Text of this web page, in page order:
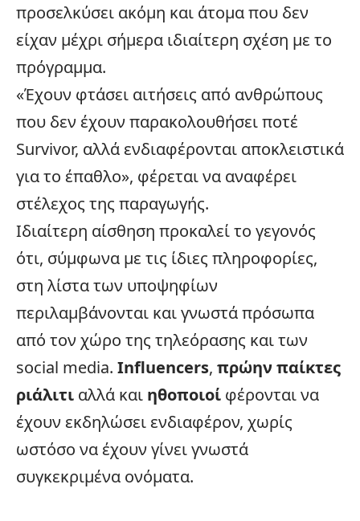
προσελκύσει ακόμη και άτομα που δεν
είχαν μέχρι σήμερα ιδιαίτερη σχέση με το
πρόγραμμα.
«Έχουν φτάσει αιτήσεις από ανθρώπους
που δεν έχουν παρακολουθήσει ποτέ
Survivor, αλλά ενδιαφέρονται αποκλειστικά
για το έπαθλο», φέρεται να αναφέρει
στέλεχος της παραγωγής.
Ιδιαίτερη αίσθηση προκαλεί το γεγονός
ότι, σύμφωνα με τις ίδιες πληροφορίες,
στη λίστα των υποψηφίων
περιλαμβάνονται και γνωστά πρόσωπα
από τον χώρο της τηλεόρασης και των
social media. Influencers, πρώην παίκτες
ριάλιτι αλλά και ηθοποιοί φέρονται να
έχουν εκδηλώσει ενδιαφέρον, χωρίς
ωστόσο να έχουν γίνει γνωστά
συγκεκριμένα ονόματα.